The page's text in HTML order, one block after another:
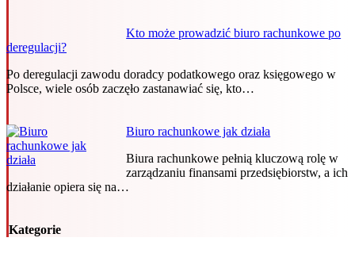
Kto może prowadzić biuro rachunkowe po
deregulacji?
Po deregulacji zawodu doradcy podatkowego oraz księgowego w
Polsce, wiele osób zaczęło zastanawiać się, kto…
Biuro rachunkowe jak działa
Biura rachunkowe pełnią kluczową rolę w
zarządzaniu finansami przedsiębiorstw, a ich
działanie opiera się na…
Kategorie